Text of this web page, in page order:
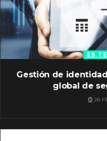
ES
Gestión de
global de
26